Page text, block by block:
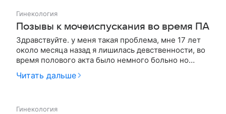
Гинекология
Позывы к мочеиспускания во время ПА
Здравствуйте. у меня такая проблема, мне 17 лет
около месяца назад я лишилась девственности, во
время полового акта было немного больно но
крови было совсем мало да и прошло все более
менее нормально. Но на следующий день
Читать дальше
Гинекология